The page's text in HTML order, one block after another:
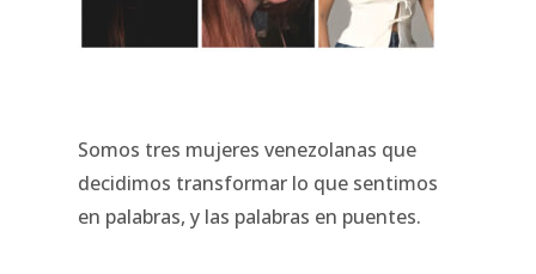
Somos tres mujeres venezolanas que
decidimos transformar lo que sentimos
en palabras, y las palabras en puentes.